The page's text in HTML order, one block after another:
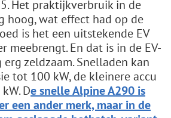
Het praktijkverbruik in de
hoog, wat effect had op de
is het een uitstekende EV
meebrengt. En dat is in de EV-
zeldzaam. Snelladen kan
tot 100 kW, de kleinere accu
De snelle Alpine A290 is
een ander merk, maar in de